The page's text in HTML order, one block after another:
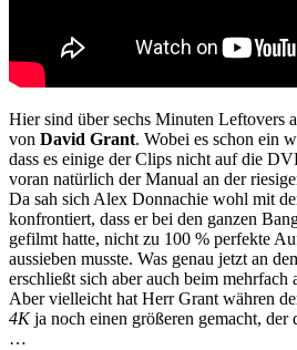
Hier sind über sechs Minuten Leftovers
von David Grant. Wobei es schon ein
dass es einige der Clips nicht auf die
voran natürlich der Manual an der
Da sah sich Alex Donnachie wohl mit
konfrontiert, dass er bei den ganzen
gefilmt hatte, nicht zu 100 % perfekte
aussieben musste. Was genau jetzt an
erschließt sich aber auch beim mehrfach
Aber vielleicht hat Herr Grant währen
4Kja noch einen größeren gemacht, der
…